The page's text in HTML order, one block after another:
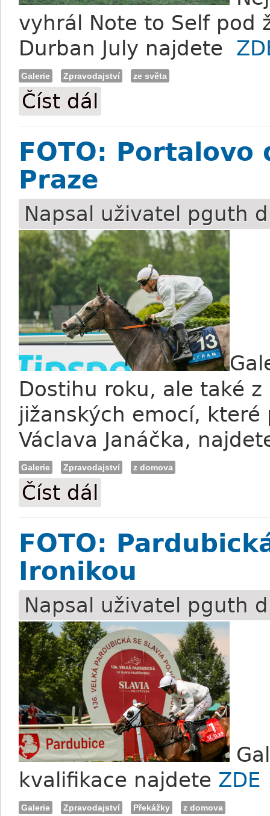
vyhrál Note to Self pod
Durban July najdete
Galerie Zpravodajství ze světa
Číst dál
FOTO:
Praze
Napsal uživatel pguth
Dostihu roku, ale také
jižanských emocí, které
Václava Janáčka,
Galerie Zpravodajství z domova
Číst dál
FOTO:
Ironikou
Napsal uživatel pguth
kvalifikace najdete ZDE
Galerie Zpravodajství Překážky z domova